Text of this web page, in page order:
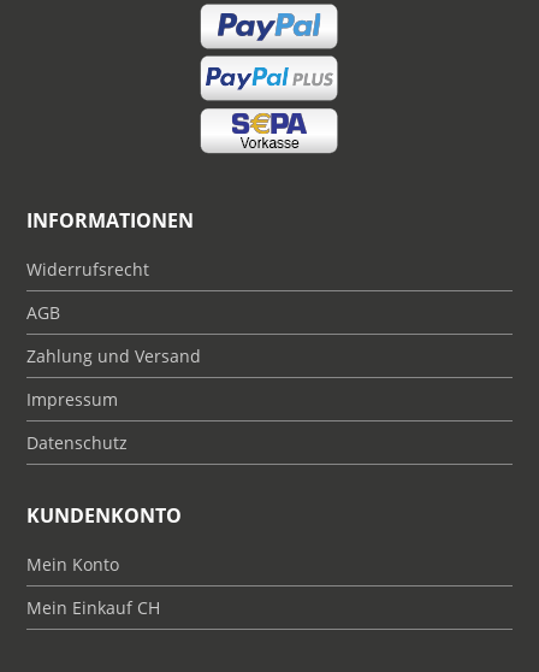
INFORMATIONEN
Widerrufsrecht
AGB
Zahlung und Versand
Impressum
Datenschutz
KUNDENKONTO
Mein Konto
Mein Einkauf CH